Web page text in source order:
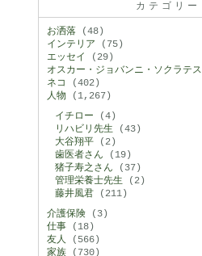
カテゴリー
お洒落 (48)
インテリア (75)
エッセイ
(29)
オスカー・ジョバンニ・ソクラテス
ネコ
(402)
人物 (1,267)
イチロー (4)
リハビリ先生 (43)
大谷翔平 (2)
歯医者さん (19)
猪子寿之さん (37)
管理栄養士先生 (2)
藤井風君 (211)
介護保険 (3)
仕事 (18)
友人 (566)
家族 (730)